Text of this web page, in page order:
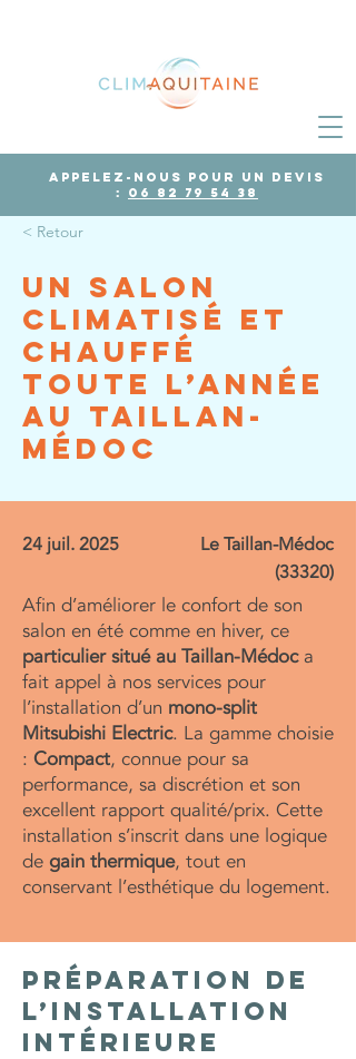
Appelez-nous pour un devis
: 06 82 79 54 38
< Retour
Un salon
climatisé et
chauffé
toute l’année
au Taillan-
Médoc
24 juil. 2025
Le Taillan-Médoc
(33320)
Afin d’améliorer le confort de son
salon en été comme en hiver, ce
particulier situé au Taillan-Médoca
fait appel à nos services pour
l’installation d’un mono-split
Mitsubishi Electric. La gamme choisie
: Compact, connue pour sa
performance, sa discrétion et son
excellent rapport qualité/prix. Cette
installation s’inscrit dans une logique
de gain thermique, tout en
conservant l’esthétique du logement.
Préparation de
l’installation
intérieure